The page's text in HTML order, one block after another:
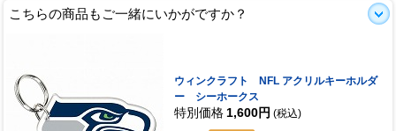
こちらの商品もご一緒にいかがですか？
ウィンクラフト NFL アクリルキーホルダ
ー シーホークス
特別価格 1,600円 (税込)